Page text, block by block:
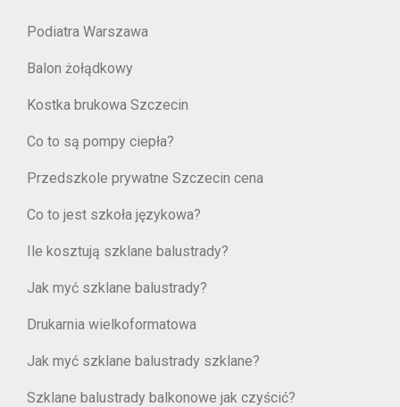
Podiatra Warszawa
Balon żołądkowy
Kostka brukowa Szczecin
Co to są pompy ciepła?
Przedszkole prywatne Szczecin cena
Co to jest szkoła językowa?
Ile kosztują szklane balustrady?
Jak myć szklane balustrady?
Drukarnia wielkoformatowa
Jak myć szklane balustrady szklane?
Szklane balustrady balkonowe jak czyścić?